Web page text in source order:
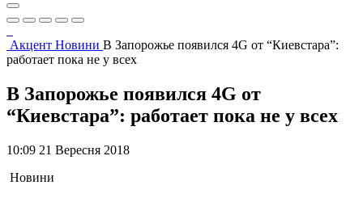
Акцент Новини В Запорожье появился 4G от “Киевстара”:
работает пока не у всех
В Запорожье появился 4G от
“Киевстара”: работает пока не у всех
10:09 21 Вересня 2018
Новини